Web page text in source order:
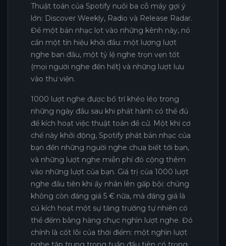
Thuật toán của Spotify nuôi ba cỗ máy gợi ý
lớn: Discover Weekly, Radio và Release Radar.
Để một bản nhạc lọt vào những kênh này, nó
cần một tín hiệu khởi đầu: một lượng lượt
nghe ban đầu, một tỷ lệ nghe trọn vẹn tốt
(mọi người nghe đến hết) và những lượt lưu
vào thư viện.
1000 lượt nghe được bố trí khéo léo trong
những ngày đầu sau khi phát hành có thể đủ
để kích hoạt việc thuật toán đề cử. Một khi cơ
chế này khởi động, Spotify phát bản nhạc của
bạn đến những người nghe chưa biết tới bạn,
và những lượt nghe miễn phí đó cộng thêm
vào những lượt của bạn. Giá trị của 1000 lượt
nghe đầu tiên khi ấy nhân lên gấp bội: chúng
không còn đáng giá 5 € nữa, mà đáng giá là
cú kích hoạt một sự tăng trưởng tự nhiên có
thể đếm bằng hàng chục nghìn lượt nghe. Đó
chính là cốt lõi của thời điểm: một nghìn lượt